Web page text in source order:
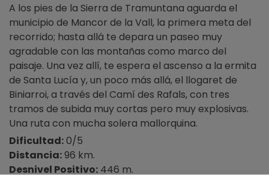
A los pies de la Sierra de Tramuntana aguarda el
municipio de Mancor de la Vall, la primera meta del
recorrido; hasta allá te depara un paseo muy
agradable con las montañas como marco del
paisaje. Una vez allí, te espera el ascenso a la ermita
de Santa Lucía y, un poco más allá, el llogaret de
Biniarroi, a través del Camí des Rafals, con tres
tramos de subida muy cortas pero muy explosivas.
Una ruta con mucha solera mallorquina.
Dificultad:0/5
Distancia:96 km.
Desnivel Positivo: 446 m.